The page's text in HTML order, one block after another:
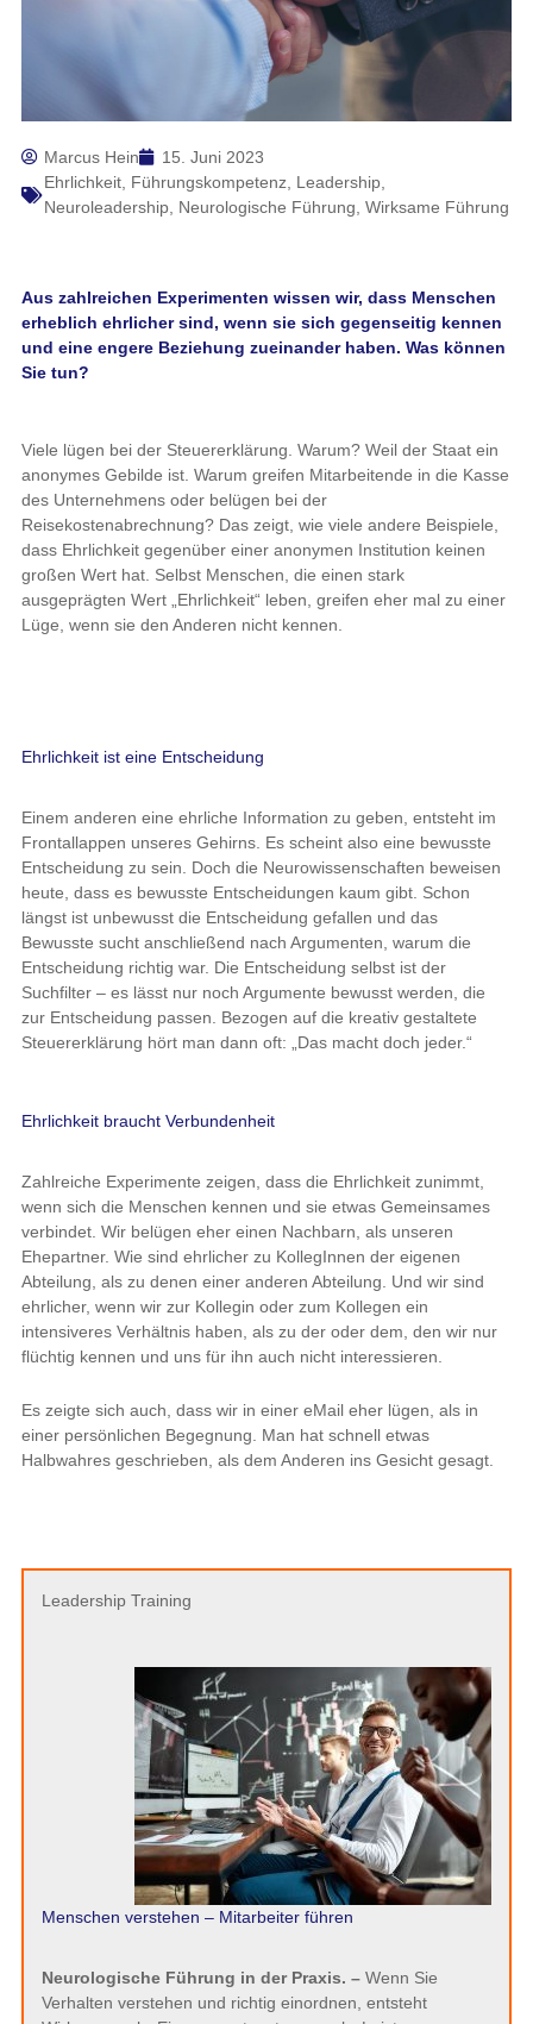
Marcus Hein
15. Juni 2023
Ehrlichkeit, Führungskompetenz, Leadership,
Neuroleadership, Neurologische Führung Wirksame Führung
Aus zahlreichen Experimenten wissen wir, dass Menschen
erheblich ehrlicher sind, wenn sie sich gegenseitig kennen
und eine engere Beziehung zueinander haben. Was können
Sie tun?
Viele lügen bei der Steuererklärung. Warum? Weil der Staat ein
anonymes Gebilde ist. Warum greifen Mitarbeitende in die Kasse
des Unternehmens oder belügen bei der
Reisekostenabrechnung? Das zeigt, wie viele andere Beispiele,
dass Ehrlichkeit gegenüber einer anonymen Institution keinen
großen Wert hat. Selbst Menschen, die einen stark
ausgeprägten Wert „Ehrlichkeit“ leben, greifen eher mal zu einer
Lüge, wenn sie den Anderen nicht kennen.
Ehrlichkeit ist eine Entscheidung
Einem anderen eine ehrliche Information zu geben, entsteht im
Frontallappen unseres Gehirns. Es scheint also eine bewusste
Entscheidung zu sein. Doch die Neurowissenschaften beweisen
heute, dass es bewusste Entscheidungen kaum gibt. Schon
längst ist unbewusst die Entscheidung gefallen und das
Bewusste sucht anschließend nach Argumenten, warum die
Entscheidung richtig war. Die Entscheidung selbst ist der
Suchfilter – es lässt nur noch Argumente bewusst werden, die
zur Entscheidung passen. Bezogen auf die kreativ gestaltete
Steuererklärung hört man dann oft: „Das macht doch jeder.“
Ehrlichkeit braucht Verbundenheit
Zahlreiche Experimente zeigen, dass die Ehrlichkeit zunimmt,
wenn sich die Menschen kennen und sie etwas Gemeinsames
verbindet. Wir belügen eher einen Nachbarn, als unseren
Ehepartner. Wie sind ehrlicher zu KollegInnen der eigenen
Abteilung, als zu denen einer anderen Abteilung. Und wir sind
ehrlicher, wenn wir zur Kollegin oder zum Kollegen ein
intensiveres Verhältnis haben, als zu der oder dem, den wir nur
flüchtig kennen und uns für ihn auch nicht interessieren.
Es zeigte sich auch, dass wir in einer eMail eher lügen, als in
einer persönlichen Begegnung. Man hat schnell etwas
Halbwahres geschrieben, als dem Anderen ins Gesicht gesagt.
Leadership Training
Menschen verstehen – Mitarbeiter führen
Neurologische Führung in der Praxis. – Wenn Sie
Verhalten verstehen und richtig einordnen, entsteht